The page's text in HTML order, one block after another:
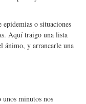
epidemias o situaciones
Aquí traigo una lista
ánimo, y arrancarle una
unos minutos nos